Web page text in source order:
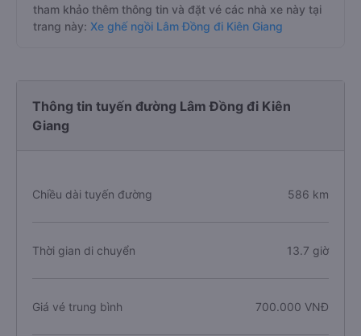
tham khảo thêm thông tin và đặt vé các nhà xe này tại
trang này: Xe ghế ngồi Lâm Đồng đi Kiên Giang
Thông tin tuyến đường Lâm Đồng đi Kiên
Giang
Chiều dài tuyến đường 586 km
Thời gian di chuyển 13.7 giờ
Giá vé trung bình 700.000 VNĐ